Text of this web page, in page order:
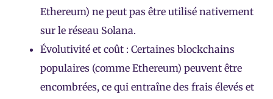
Ethereum) ne peut pas être utilisé nativement
sur le réseau Solana.
Évolutivité et coût : Certaines blockchains
populaires (comme Ethereum) peuvent être
encombrées, ce qui entraîne des frais élevés et